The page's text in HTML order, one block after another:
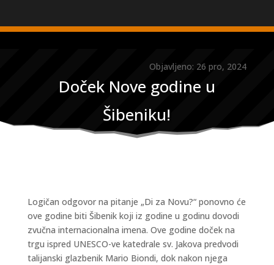
Objavljeno: 26 pro, 2024
Doček Nove godine u
Šibeniku!
Logičan odgovor na pitanje „Di za Novu?“ ponovno će
ove godine biti Šibenik koji iz godine u godinu dovodi
zvučna internacionalna imena. Ove godine doček na
trgu ispred UNESCO-ve katedrale sv. Jakova predvodi
talijanski glazbenik Mario Biondi, dok nakon njega